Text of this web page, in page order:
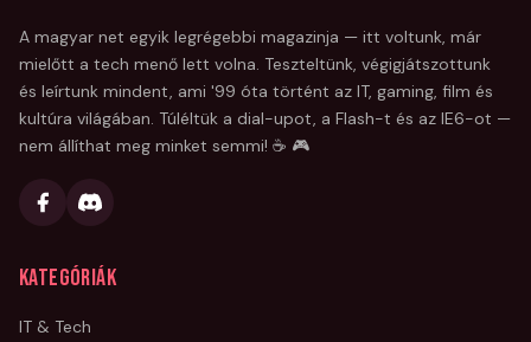
A magyar net egyik legrégebbi magazinja — itt voltunk, már
mielőtt a tech menő lett volna. Teszteltünk, végigjátszottunk
és leírtunk mindent, ami '99 óta történt az IT, gaming, film és
kultúra világában. Túléltük a dial-upot, a Flash-t és az IE6-ot —
nem állíthat meg minket semmi! ☕ 🎮
Kategóriák
IT & Tech